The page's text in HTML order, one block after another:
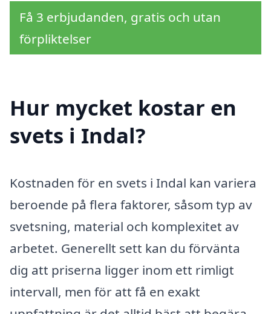
Få 3 erbjudanden, gratis och utan
förpliktelser
Hur mycket kostar en
svets i Indal?
Kostnaden för en svets i Indal kan variera
beroende på flera faktorer, såsom typ av
svetsning, material och komplexitet av
arbetet. Generellt sett kan du förvänta
dig att priserna ligger inom ett rimligt
intervall, men för att få en exakt